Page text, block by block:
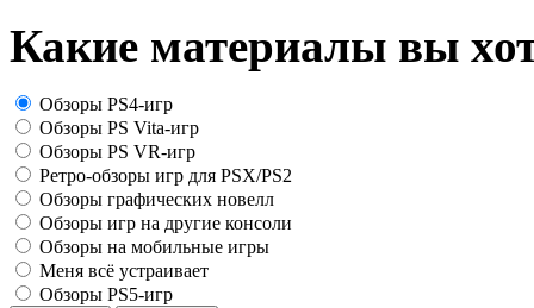
Какие материалы вы
Обзоры PS4-игр
Обзоры PS Vita-игр
Обзоры PS VR-игр
Ретро-обзоры игр для PSX/PS2
Обзоры графических новелл
Обзоры игр на другие консоли
Обзоры на мобильные игры
Меня всё устраивает
Обзоры PS5-игр